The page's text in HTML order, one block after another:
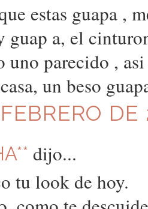
estas guapa ,
guap a, el
uno parecido ,
un beso
dijo...
tu look de hoy.